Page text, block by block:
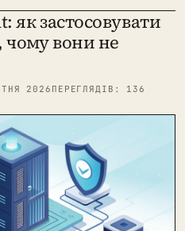
як застосовувати
чому вони не
2026 ПЕРЕГЛЯДІВ: 136